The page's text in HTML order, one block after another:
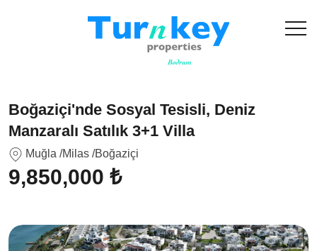
Boğaziçi'nde Sosyal Tesisli, Deniz
Manzaralı Satılık 3+1 Villa
Muğla /Milas /Boğaziçi
9,850,000 ₺